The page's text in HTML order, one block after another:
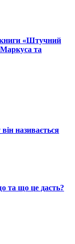
«Штучний
Маркуса та
називається
та що це даcть?